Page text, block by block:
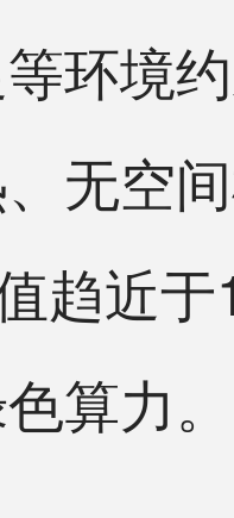
环境
无空
趋近
算力。